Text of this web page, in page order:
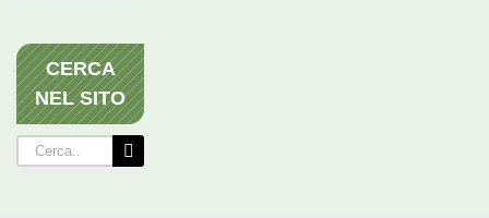
CERCA
NEL SITO
Cerca
per: